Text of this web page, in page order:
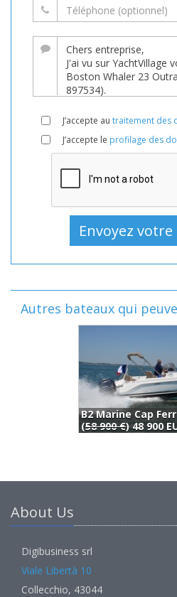
J’accepte au traitement des
J’accepte le profilage des
Autres bateaux qui
(58 900 €) 48 900
About Us
Digibusiness srl
Viale Libertà 10
Collecchio, 43044